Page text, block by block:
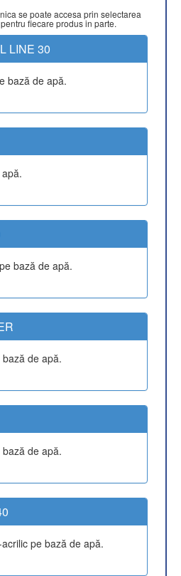
se poate accesa prin selectarea
fiecare produs in parte.
LINE 30
bază de apă.
bază de apă.
de apă.
de apă.
pe bază de apă.